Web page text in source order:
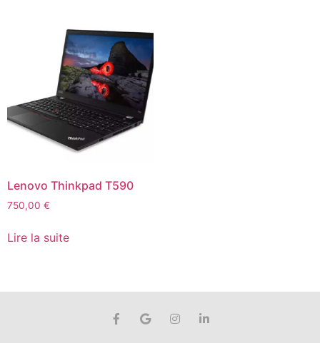
Lenovo Thinkpad T590
750,00 €
Lire la suite